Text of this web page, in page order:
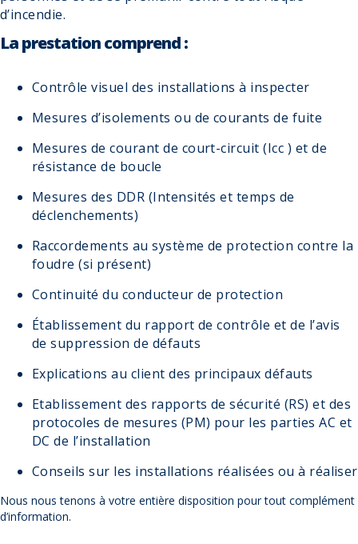
d’incendie.
La prestation comprend :
Contrôle visuel des installations à inspecter
Mesures d’isolements ou de courants de fuite
Mesures de courant de court-circuit (Icc ) et de
résistance de boucle
Mesures des DDR (Intensités et temps de
déclenchements)
Raccordements au système de protection contre la
foudre (si présent)
Continuité du conducteur de protection
Établissement du rapport de contrôle et de l’avis
de suppression de défauts
Explications au client des principaux défauts
Etablissement des rapports de sécurité (RS) et des
protocoles de mesures (PM) pour les parties AC et
DC de l’installation
Conseils sur les installations réalisées ou à réaliser
Nous nous tenons à votre entière disposition pour tout complément
d’information.